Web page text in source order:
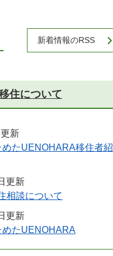
新着情報のRSS
住について
新
たUENOHARA移住者紹
更新
相談について
更新
たUENOHARA